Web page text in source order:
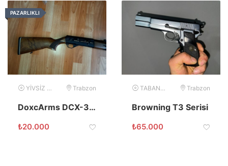
PAZARLIKLI
YİVSİZ TÜFEK Trabzon
DoxcArms DCX-35 Ultra Otomatik Av Tüfeği
₺20.000
TABANCA Trabzon
Browning T3 Serisi
₺65.000